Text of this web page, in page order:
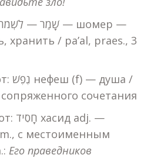
/ pa’al, praes., 3
сочетания
с местоименным
Его праведников